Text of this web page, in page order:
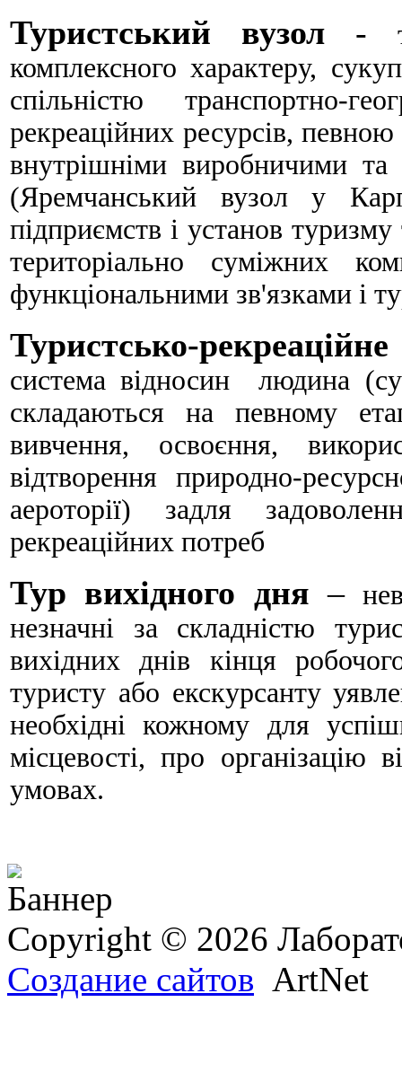
Туристський вузол -
комплексного характеру,
спільністю транспортно-
рекреаційних ресурсів,
внутрішніми виробничими та
(Яремчанський вузол у
підприємств і установ
територіально суміжних
функціональними зв'язками і
Туристсько-
система відносин людина
складаються на певному
вивчення, освоєння,
відтворення природно-
аероторії) задля
рекреаційних потреб
Тур вихідного дня –
незначні за складністю
вихідних днів кінця
туристу або екскурсанту
необхідні кожному для
місцевості, про організацію
умовах.
Copyright © 2026
Создание сайтов ArtNet